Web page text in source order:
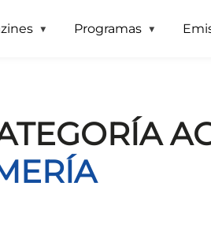
Programas